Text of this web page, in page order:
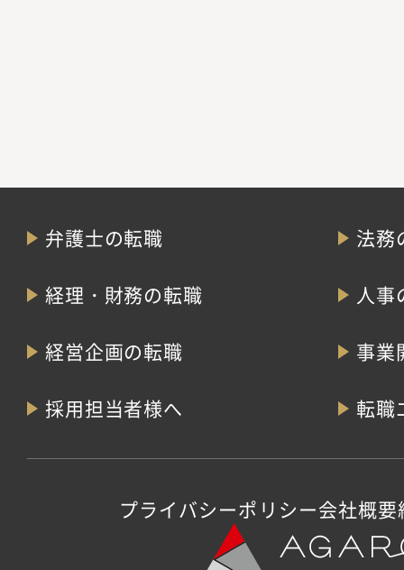
弁護士の転職 法務
経理・財務の転職 人事
経営企画の転職 事業
採用担当者様へ 転職
プライバシーポリシー会社概要